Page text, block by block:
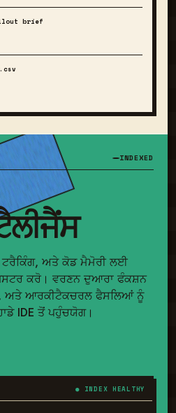
brief
INDEXED
ਟਰੈਕਿੰਗ, ਅਤੇ ਕੋਡ ਮੈਮੋਰੀ ਲਈ
ਕਰੋ। ਵਰਣਨ ਦੁਆਰਾ ਫੰਕਸ਼ਨ
ਅਤੇ ਆਰਕੀਟੈਕਚਰਲ ਫੈਸਲਿਆਂ ਨੂੰ
IDE ਤੋਂ ਪਹੁੰਚਯੋਗ।
● INDEX HEALTHY